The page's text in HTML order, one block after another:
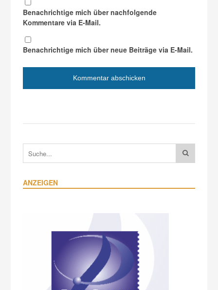
Benachrichtige mich über nachfolgende
Kommentare via E-Mail.
Benachrichtige mich über neue Beiträge via E-Mail.
ANZEIGEN